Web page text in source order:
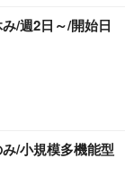
/週2日～/開始日
/小規模多機能型